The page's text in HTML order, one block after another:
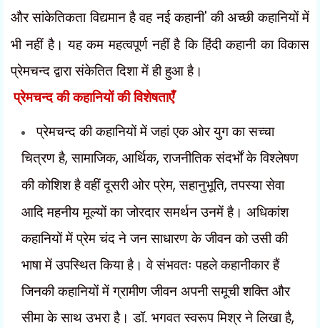
और सांकेतिकता विद्यमान है वह नई कहानी'की अच्छी कहानियों में
भी नहीं है। यह कम महत्वपूर्ण नहीं है कि हिंदी कहानी का विकास
प्रेमचन्द द्वारा संकेतित दिशा में ही हुआ है।
प्रेमचन्द की कहानियों की विशेषताएँ
प्रेमचन्द की कहानियों में जहां एक ओर युग का सच्चा
चित्रण है,सामाजिक, आर्थिक,राजनीतिक संदर्भों के विश्लेषण
की कोशिश है वहीं दूसरी ओर प्रेम,सहानुभूति,तपस्या सेवा
आदि महनीय मूल्यों का जोरदार समर्थन उनमें है। अधिकांश
कहानियोंमें प्रेम चंद ने जन साधारण के जीवन को उसी की
भाषा में उपस्थित किया है। वे संभवतः पहले कहानीकार हैं
जिनकी कहानियों में ग्रामीण जीवन अपनी समूची शक्ति और
सीमा के साथ उभरा है। डॉ. भगवत स्वरूप मिश्र ने लिखा है,